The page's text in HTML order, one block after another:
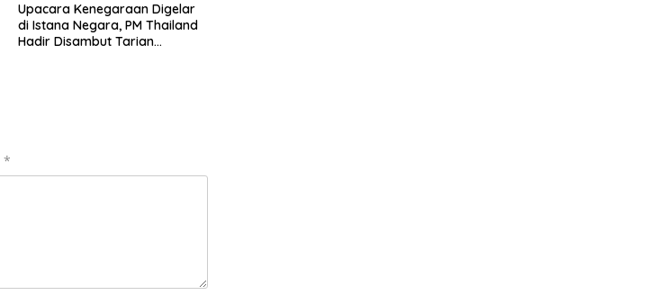
Upacara Kenegaraan Digelar
di Istana Negara, PM Thailand
Hadir Disambut Tarian
*